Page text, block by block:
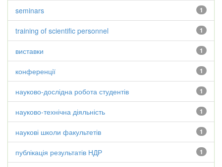
1
seminars
1
training of scientific personnel
1
виставки
1
конференції
1
науково-дослідна робота студентів
1
науково-технічна діяльність
1
наукові школи факультетів
1
публікація результатів НДР